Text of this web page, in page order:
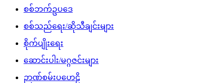
စစ်ဘက်ဥပဒေ
စစ်သည်ရေး/ဆိုသီချင်းများ
စိုက်ပျိုးရေး
ဆောင်းပါး/မဂ္ဂဇင်းများ
ဉာဏ်စမ်းပဟေဠိ